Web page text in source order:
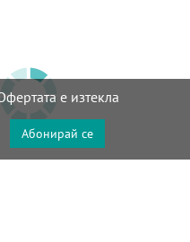
е изтекла
Абонирай се